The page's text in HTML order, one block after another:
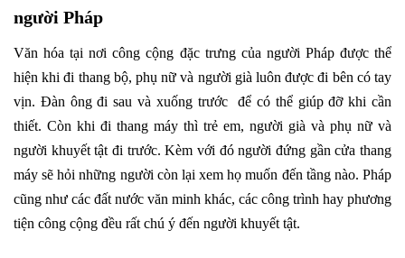
người Pháp
Văn hóa tại nơi công cộng đặc trưng của người Pháp được thể
hiện khi đi thang bộ, phụ nữ và người già luôn được đi bên có tay
vịn. Đàn ông đi sau và xuống trước để có thể giúp đỡ khi cần
thiết. Còn khi đi thang máy thì trẻ em, người già và phụ nữ và
người khuyết tật đi trước. Kèm với đó người đứng gần cửa thang
máy sẽ hỏi những người còn lại xem họ muốn đến tầng nào. Pháp
cũng như các đất nước văn minh khác, các công trình hay phương
tiện công cộng đều rất chú ý đến người khuyết tật.